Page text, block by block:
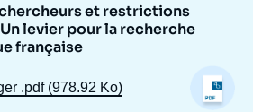
et restrictions
levier pour la recherche
française
.pdf (978.92 Ko)